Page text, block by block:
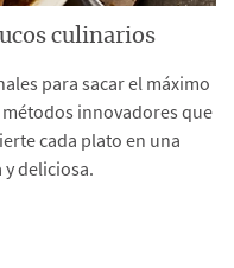
culinarios
para sacar el máximo
innovadores que
cada plato en una
deliciosa.